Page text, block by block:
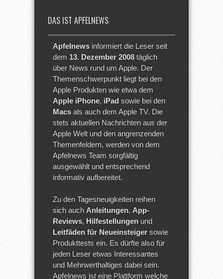
DAS IST APFELNEWS
Apfelnews informiert die Leser seit
dem 13. Dezember 2008 täglich
über News rund um Apple. Der
Themenschwerpunkt liegt bei den
Apple Produkten wie etwa dem
Apple iPhone, iPad sowie bei den
Macs als auch dem Apple TV. Die
stets aktuellen Nachrichten aus der
Apple Welt und den angrenzenden
Themenfeldern, werden von dem
Apfelnews Team sorgfältig
ausgewählt und entsprechend
informativ aufbereitet.
Zu den Tagesneuigkeiten reihen
sich auch Anleitungen, App-
Reviews, Hilfestellungen und
Leitfäden für Neueinsteiger sowie
Produkttests ein. Es dürfte also für
jeden Leser etwas Interessantes
und Mehrwerthaltiges dabei sein.
Apfelnews ist eine Plattform welche